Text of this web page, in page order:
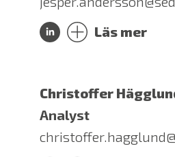
Läs mer
Christoffer
Analyst